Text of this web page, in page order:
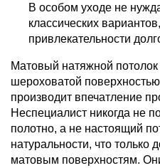
В особом уходе не
классических
привлекательности
Матовый натяжной потолок
шероховатой
производит впечатление
Неспециалист никогда не
полотно, а не настоящий
натуральности, что только
матовым поверхностям.